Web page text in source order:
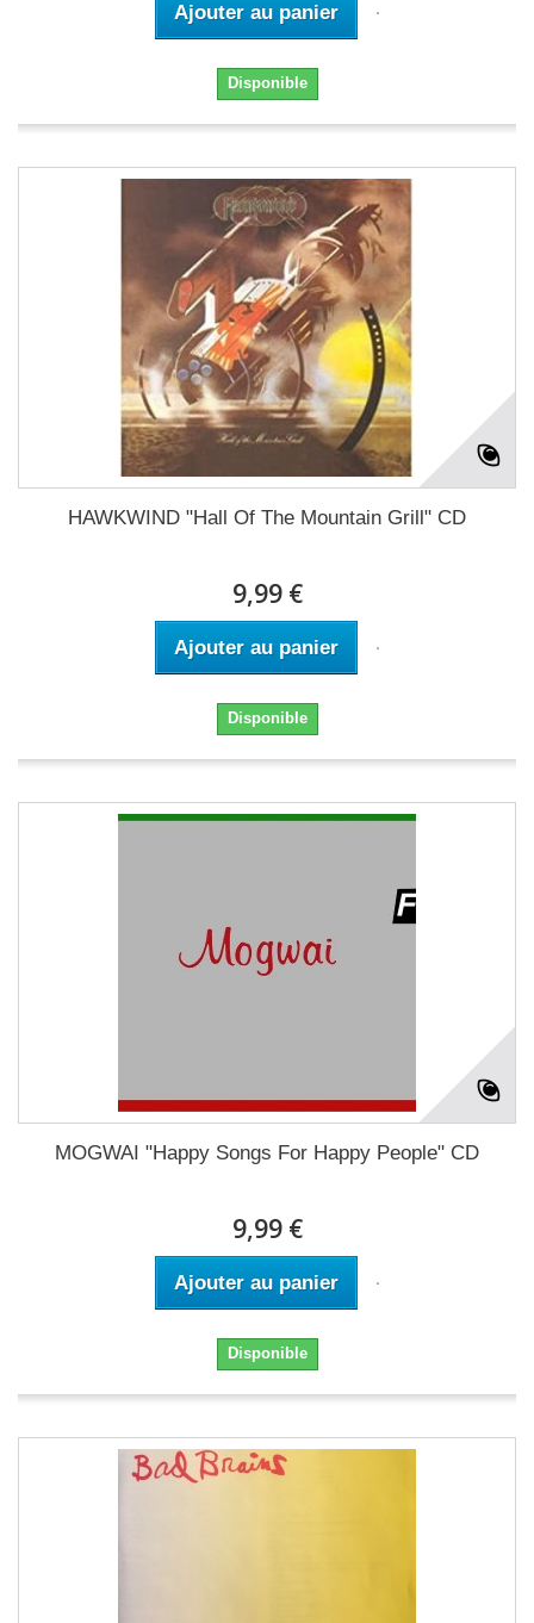
Ajouter au panier
Disponible
HAWKWIND "Hall Of The Mountain Grill" CD
9,99 €
Ajouter au panier
Disponible
MOGWAI "Happy Songs For Happy People" CD
9,99 €
Ajouter au panier
Disponible